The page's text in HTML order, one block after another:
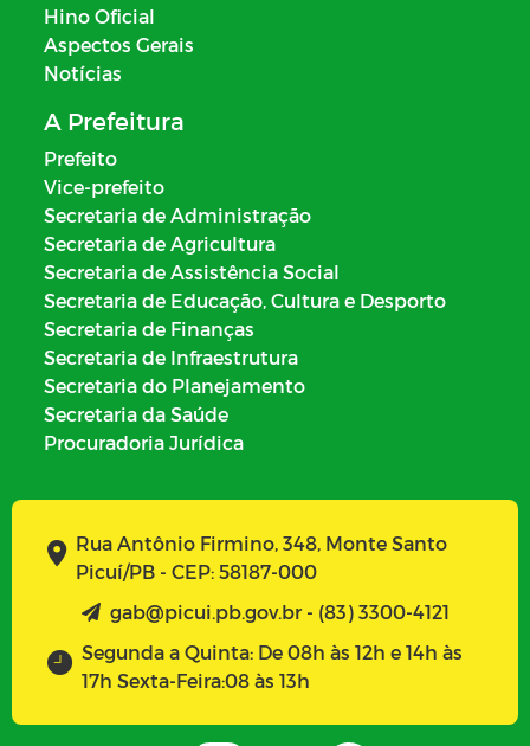
Hino Oficial
Aspectos Gerais
Notícias
A Prefeitura
Prefeito
Vice-prefeito
Secretaria de Administração
Secretaria de Agricultura
Secretaria de Assistência Social
Secretaria de Educação, Cultura e Desporto
Secretaria de Finanças
Secretaria de Infraestrutura
Secretaria do Planejamento
Secretaria da Saúde
Procuradoria Jurídica
Rua Antônio Firmino, 348, Monte Santo
Picuí/PB - CEP: 58187-000
gab@picui.pb.gov.br - (83) 3300-4121
Segunda a Quinta: De 08h às 12h e 14h às
17h Sexta-Feira:08 às 13h